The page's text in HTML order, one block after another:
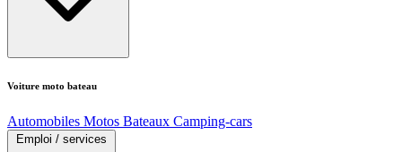
Voiture moto bateau
Automobiles Motos Bateaux Camping-cars
Emploi / services